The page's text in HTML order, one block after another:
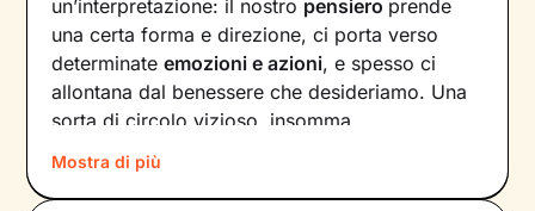
un’interpretazione: il nostro pensiero prende
una certa forma e direzione, ci porta verso
determinateemozioni e azioni, e spesso ci
allontana dal benessere che desideriamo. Una
sorta di circolo vizioso, insomma.
Si può interrompere questo circuito,
innescando uncambiamento che porti a una
Mostra di più